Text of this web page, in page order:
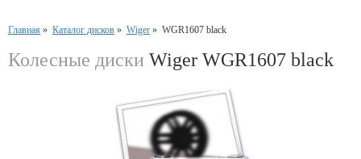
Главная » Каталог дисков » Wiger » WGR1607 black
Колесные диски Wiger WGR1607 black